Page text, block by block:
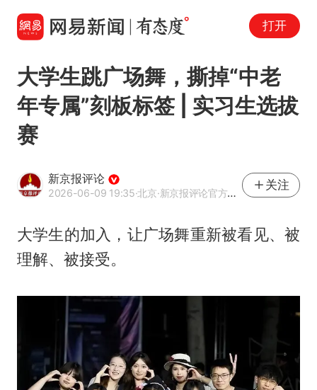
打开
大学生跳广场舞，撕掉“中老
年专属”刻板标签 | 实习生选拔
赛
新京报评论
2026-06-09 19:35·北京·新京报评论官方网易号
关注
大学生的加入，让广场舞重新被看见、被
理解、被接受。